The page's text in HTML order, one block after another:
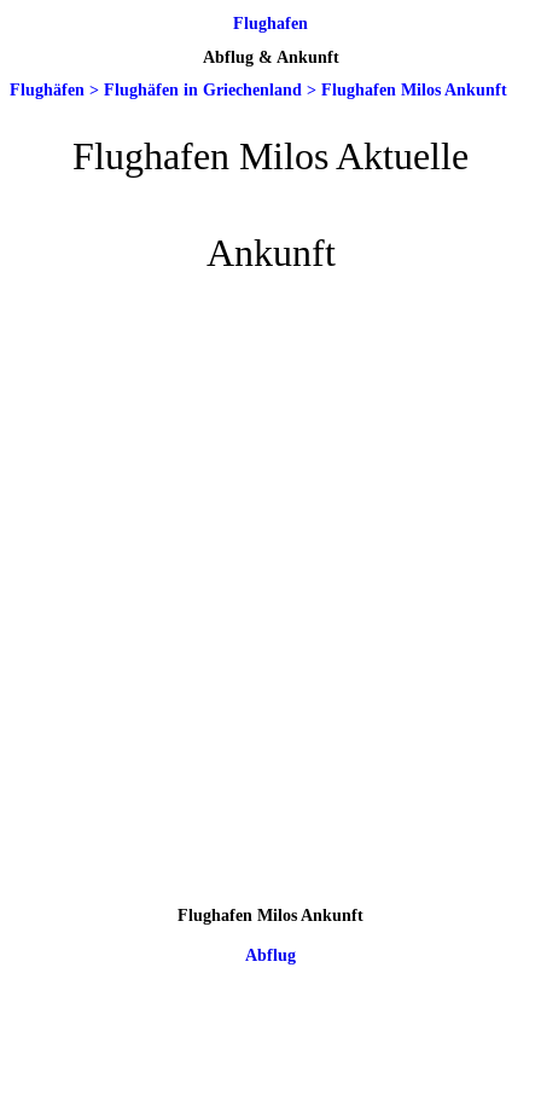
Flughafen
Abflug & Ankunft
Flughäfen > Flughäfen in Griechenland > Flughafen Milos Ankunft
Flughafen Milos Aktuelle
Ankunft
Flughafen Milos Ankunft
Abflug